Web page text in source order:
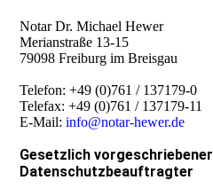
Notar Dr. Michael Hewer
Merianstraße 13-15
79098 Freiburg im Breisgau
Telefon: +49 (0)761 / 137179-0
Telefax:+49 (0)761 / 137179-11
E-Mail:info@notar-hewer.de
Gesetzlich vorgeschriebener
Datenschutzbeauftragter